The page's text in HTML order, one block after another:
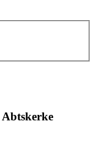
Abtskerke